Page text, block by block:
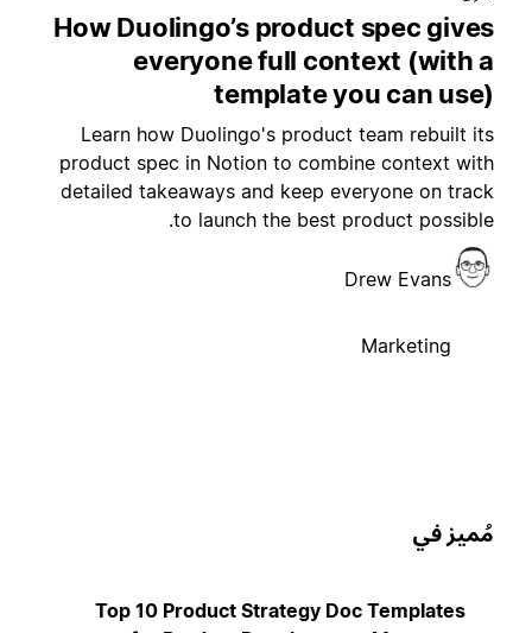
How Duolingo’s product spec
everyone full context (with
template you can
Learn how Duolingo's product team rebuilt
product spec in Notion to combine context
detailed takeaways and keep everyone on
to launch the best product
Drew Evans
Marketing
في
Top 10 Product Strategy Doc Templates